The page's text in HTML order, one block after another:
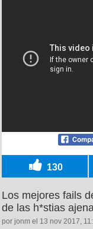
130
Los mejores fails
de las h*stias
por jonm el 13 nov 2017,